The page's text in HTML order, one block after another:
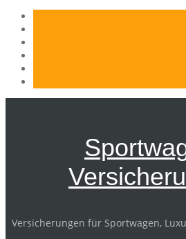
Versicherungen für Sportwagen,